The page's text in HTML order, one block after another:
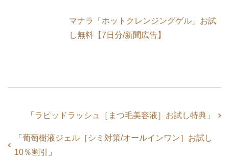
マナラ「ホットクレンジングゲル」お試
し無料【7日分/新聞広告】
「 ラピッドラッシュ［まつ毛美容液］お試し特典 」
「 葡萄樹液ジェル［シミ対策/オールインワン］お試し
10％割引
」